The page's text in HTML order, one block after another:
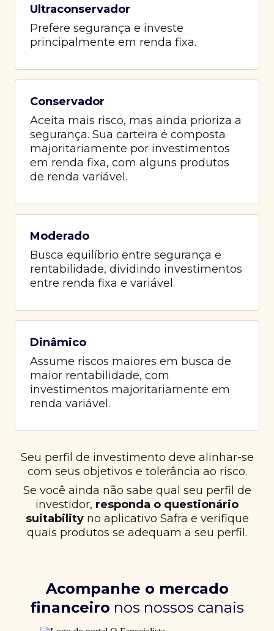
Ultraconservador
Prefere segurança e investe
principalmente em renda fixa.
Conservador
Aceita mais risco, mas ainda prioriza a
segurança. Sua carteira é composta
majoritariamente por investimentos
em renda fixa, com alguns produtos
de renda variável.
Moderado
Busca equilíbrio entre segurança e
rentabilidade, dividindo investimentos
entre renda fixa e variável.
Dinâmico
Assume riscos maiores em busca de
maior rentabilidade, com
investimentos majoritariamente em
renda variável.
Seu perfil de investimento deve alinhar-se
com seus objetivos e tolerância ao risco.
Se você ainda não sabe qual seu perfil de
investidor, responda o questionário
suitabilityno aplicativo Safra e verifique
quais produtos se adequam a seu perfil.
Acompanhe o mercado
financeiro nos nossos canais